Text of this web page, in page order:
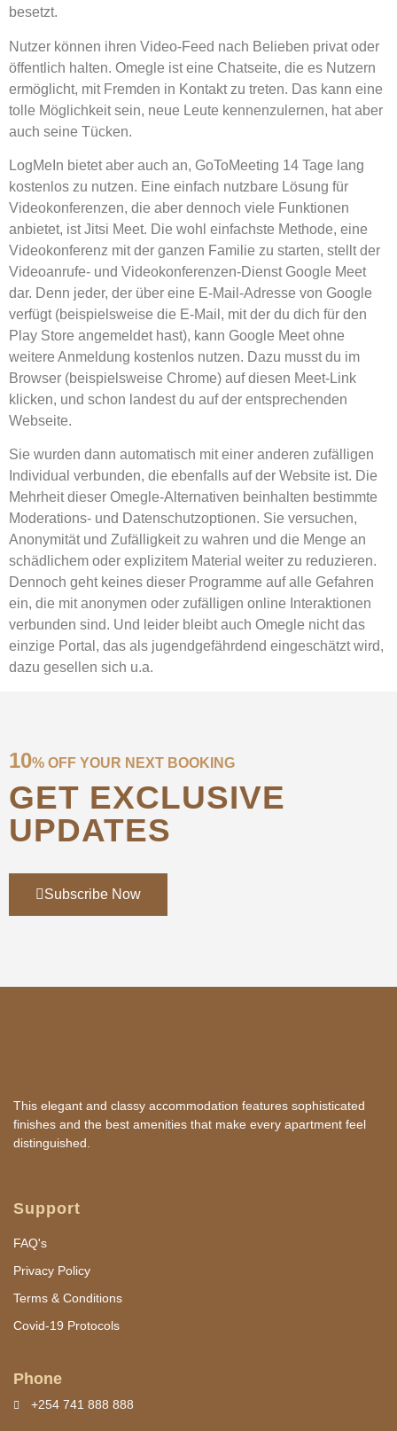
besetzt.
Nutzer können ihren Video-Feed nach Belieben privat oder
öffentlich halten. Omegle ist eine Chatseite, die es Nutzern
ermöglicht, mit Fremden in Kontakt zu treten. Das kann eine
tolle Möglichkeit sein, neue Leute kennenzulernen, hat aber
auch seine Tücken.
LogMeIn bietet aber auch an, GoToMeeting 14 Tage lang
kostenlos zu nutzen. Eine einfach nutzbare Lösung für
Videokonferenzen, die aber dennoch viele Funktionen
anbietet, ist Jitsi Meet. Die wohl einfachste Methode, eine
Videokonferenz mit der ganzen Familie zu starten, stellt der
Videoanrufe- und Videokonferenzen-Dienst Google Meet
dar. Denn jeder, der über eine E-Mail-Adresse von Google
verfügt (beispielsweise die E-Mail, mit der du dich für den
Play Store angemeldet hast), kann Google Meet ohne
weitere Anmeldung kostenlos nutzen. Dazu musst du im
Browser (beispielsweise Chrome) auf diesen Meet-Link
klicken, und schon landest du auf der entsprechenden
Webseite.
Sie wurden dann automatisch mit einer anderen zufälligen
Individual verbunden, die ebenfalls auf der Website ist. Die
Mehrheit dieser Omegle-Alternativen beinhalten bestimmte
Moderations- und Datenschutzoptionen. Sie versuchen,
Anonymität und Zufälligkeit zu wahren und die Menge an
schädlichem oder explizitem Material weiter zu reduzieren.
Dennoch geht keines dieser Programme auf alle Gefahren
ein, die mit anonymen oder zufälligen online Interaktionen
verbunden sind. Und leider bleibt auch Omegle nicht das
einzige Portal, das als jugendgefährdend eingeschätzt wird,
dazu gesellen sich u.a.
10% OFF YOUR NEXT BOOKING
GET EXCLUSIVE
UPDATES
Subscribe Now
This elegant and classy accommodation features sophisticated
finishes and the best amenities that make every apartment feel
distinguished.
Support
FAQ's
Privacy Policy
Terms & Conditions
Covid-19 Protocols
Phone
+254 741 888 888